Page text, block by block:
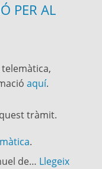
PER AL
aquí.
tràmit.
.
de… Llegeix